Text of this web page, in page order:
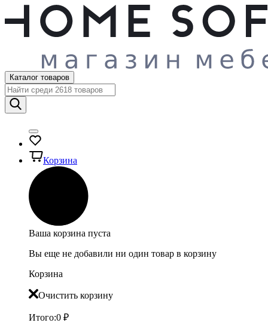
Каталог товаров
Корзина
Ваша корзина пуста
Вы еще не добавили ни один товар в корзину
Корзина
Очистить корзину
Итого:0 ₽